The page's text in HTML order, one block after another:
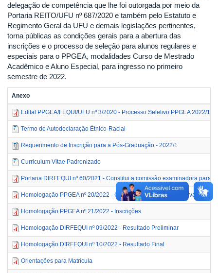
delegação de competência que lhe foi outorgada por meio da
Portaria REITO/UFU nº 687/2020 e também pelo Estatuto e
Regimento Geral da UFU e demais legislações pertinentes,
torna públicas as condições gerais para a abertura das
inscrições e o processo de seleção para alunos regulares e
especiais para o PPGEA, modalidades Curso de Mestrado
Acadêmico e Aluno Especial, para ingresso no primeiro
semestre de 2022.
Anexo
Edital PPGEA/FEQUI/UFU nº 3/2020 - Processo Seletivo PPGEA 2022/1
Termo de Autodeclaração Étnico-Racial
Requerimento de Inscrição para a Pós-Graduação - 2022/1
Curriculum Vitae Padronizado
Portaria DIRFEQUI nº 60/2021 - Constitui a comissão examinadora para
Homologação PPGEA nº 20/2022 - Condições para vagas reservadas
Homologação PPGEA nº 21/2022 - Inscrições
Homologação DIRFEQUI nº 09/2022 - Resultado Preliminar
Homologação DIRFEQUI nº 10/2022 - Resultado Final
Orientações para Matrícula